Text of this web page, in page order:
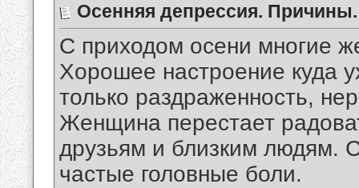
Осенняя депрессия. Причины.
С приходом осени многие
Хорошее настроение куда
только раздраженность,
Женщина перестает
друзьям и близким людям.
частые головные боли.